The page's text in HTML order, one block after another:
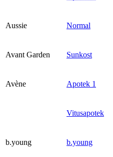
Aussie Normal
Avant Garden Sunkost
Avène Apotek 1
Vitusapotek
b.young b.young